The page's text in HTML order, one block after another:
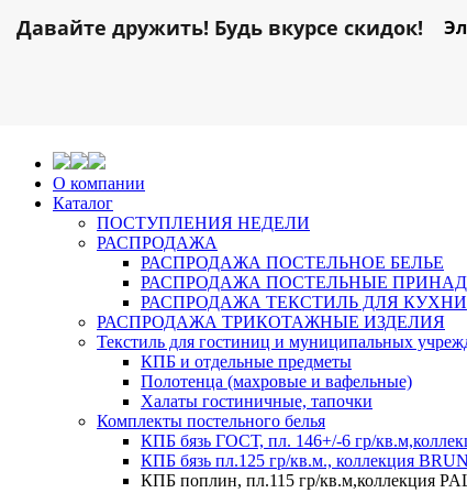
Давайте дружить! Будь вкурсе скидок!
О компании
Каталог
ПОСТУПЛЕНИЯ НЕДЕЛИ
РАСПРОДАЖА
РАСПРОДАЖА ПОСТЕЛЬНОЕ БЕЛЬЕ
РАСПРОДАЖА ПОСТЕЛЬНЫЕ
РАСПРОДАЖА ТЕКСТИЛЬ ДЛЯ КУХНИ
РАСПРОДАЖА ТРИКОТАЖНЫЕ ИЗДЕЛИЯ
Текстиль для гостиниц и муниципальных
КПБ и отдельные предметы
Полотенца (махровые и вафельные)
Халаты гостиничные, тапочки
Комплекты постельного белья
КПБ бязь ГОСТ, пл. 146+/-6 гр/
КПБ бязь пл.125 гр/кв.м., коллекция
КПБ поплин, пл.115 гр/кв.м,коллекция